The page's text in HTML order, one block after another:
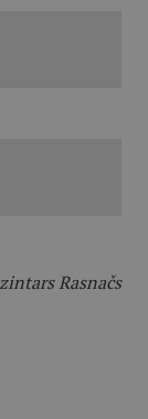
Rasnačs